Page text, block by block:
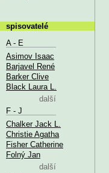
spisovatelé
A - E
Asimov Isaac
Barjavel René
Barker Clive
Black Laura L.
další
F - J
Chalker Jack L.
Christie Agatha
Fisher Catherine
Folný Jan
další